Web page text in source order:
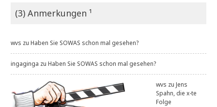
(3) Anmerkungen ¹
wvs zuHaben Sie SOWAS schon mal gesehen?
ingaginga zuHaben Sie SOWAS schon mal gesehen?
wvs zuJens
Spahn, die x-te
Folge